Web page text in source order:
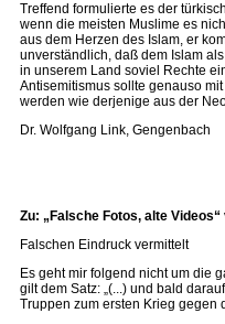
Treffend formulierte es der
wenn die meisten Muslime es
aus dem Herzen des Islam, er
unverständlich, daß dem Islam
in unserem Land soviel Rechte
Antisemitismus sollte genauso
werden wie derjenige aus der
Dr. Wolfgang Link, Gengenbach
Zu: „Falsche Fotos, alte
Falschen Eindruck vermittelt
Es geht mir folgend nicht um die
gilt dem Satz: „(...) und bald
Truppen zum ersten Krieg gegen